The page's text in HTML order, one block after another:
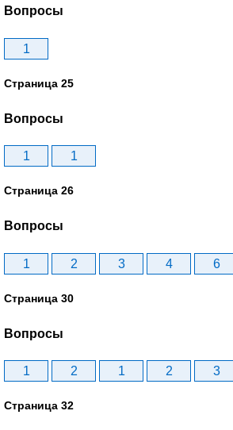
Вопросы
1
Страница 25
Вопросы
1 1
Страница 26
Вопросы
1 2 3 4 6
Страница 30
Вопросы
1 2 1 2 3
Страница 32